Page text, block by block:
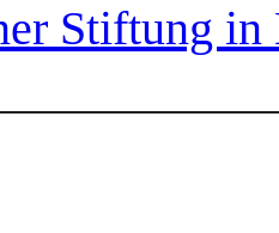
Stiftung in